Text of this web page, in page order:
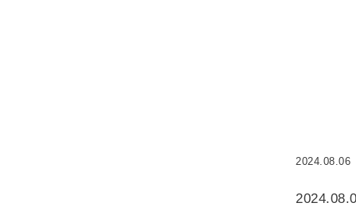
2024.08.06